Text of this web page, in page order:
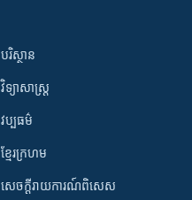
បរិស្ថាន
វិទ្យាសាស្រ្ត
វប្បធម៌
ខ្មែរក្រហម
សេចក្តីរាយការណ៍ពិសេស